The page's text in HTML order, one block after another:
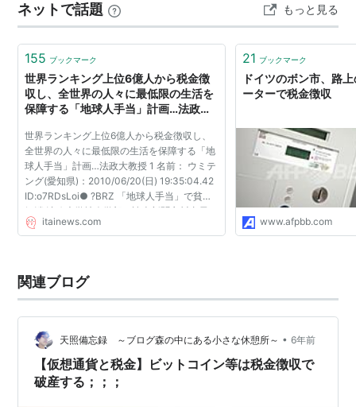
会社ではこんな事がありました。 ある出向先の工場へ行
った際に、同じ仕事の先輩に仕事をせかされたりいきな
り当たり散らされた…
ネットで話題 もっと見る
155 ブックマーク
世界ランキング上位6億人から税金徴
収し、全世界の人々に最低限の生活を
保障する「地球人手当」計画…法政大
世界ランキング上位6億人から税金徴収し、
全世界の人々に最低限の生活を保障する「地
球人手当」計画…法政大教授 1 名前： ウミテ
ング(愛知県)：2010/06/20(日) 19:35:04.42
ID:o7RDsLoi● ?BRZ 「地球人手当」で貧困
解消 法政大学社会学部と読売新聞立川支局の
共催による連続市民講座「絆(きずな)と 縁(え
itainews.com
21 ブックマーク
ドイツのボン市、路
ーターで税金徴収
www.afpbb.com
関連ブログ
天照備忘録 ～ブログ森の中にある小さな休憩所～ • 6年前
【仮想通貨と税金】ビットコイン等は税金徴収で
破産する；；；